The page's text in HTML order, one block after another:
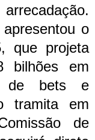
o
que projeta
bilhões em
de bets e
tramita em
de